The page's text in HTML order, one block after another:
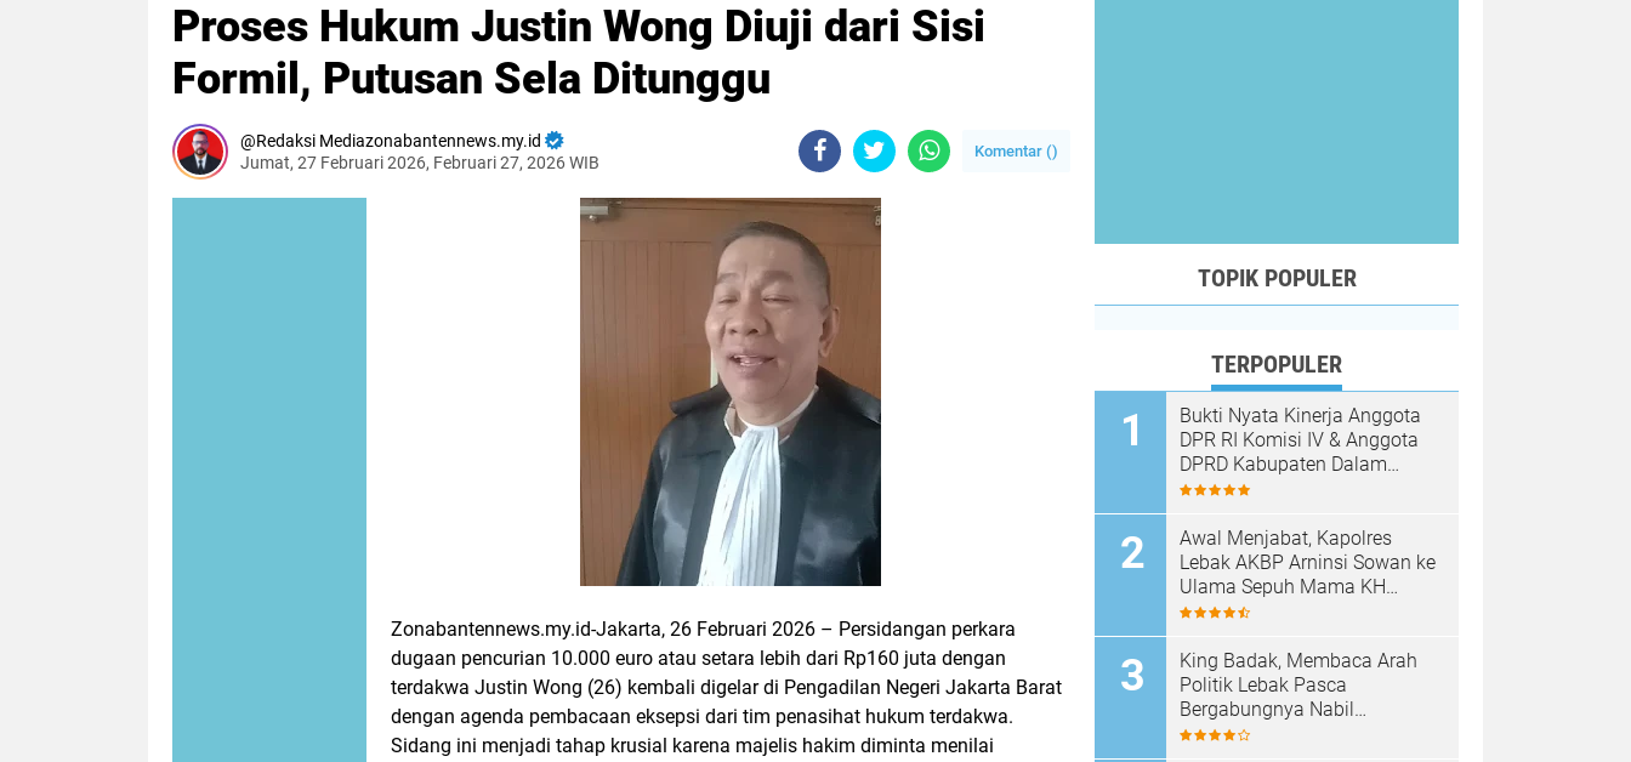
Proses Hukum Justin Wong Diuji dari Sisi
Formil, Putusan Sela Ditunggu
Redaksi Mediazonabantennews.my.id
Jumat, 27 Februari 2026, Februari 27, 2026 WIB
Komentar ()
Zonabantennews.my.id-Jakarta, 26 Februari 2026 – Persidangan perkara
dugaan pencurian 10.000 euro atau setara lebih dari Rp160 juta dengan
terdakwa Justin Wong (26) kembali digelar di Pengadilan Negeri Jakarta Barat
dengan agenda pembacaan eksepsi dari tim penasihat hukum terdakwa.
Sidang ini menjadi tahap krusial karena majelis hakim diminta menilai
TOPIK POPULER
TERPOPULER
Bukti Nyata Kinerja Anggota
DPR RI Komisi IV & Anggota
DPRD Kabupaten Dalam
Mewujudkan Harapan
Awal Menjabat, Kapolres
Lebak AKBP Arninsi Sowan ke
Ulama Sepuh Mama KH
Hasan Basri
King Badak, Membaca Arah
Politik Lebak Pasca
Bergabungnya Nabil
Jayabaya ke Partai Demokrat